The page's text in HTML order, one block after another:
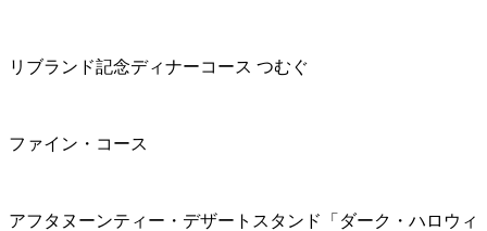
リブランド記念ディナーコース つむぐ
ファイン・コース
アフタヌーンティー・デザートスタンド「ダーク・ハロウィ